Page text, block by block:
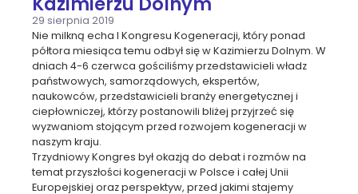
29 sierpnia 2019
Nie milkną echa I Kongresu Kogeneracji, który ponad
półtora miesiąca temu odbył się w Kazimierzu Dolnym. W
dniach 4-6 czerwca gościliśmy przedstawicieli władz
państwowych, samorządowych, ekspertów,
naukowców, przedstawicieli branży energetycznej i
ciepłowniczej, którzy postanowili bliżej przyjrzeć się
wyzwaniom stojącym przed rozwojem kogeneracji w
naszym kraju.
Trzydniowy Kongres był okazją do debat i rozmów na
temat przyszłości kogeneracji w Polsce i całej Unii
Europejskiej oraz perspektyw, przed jakimi stajemy